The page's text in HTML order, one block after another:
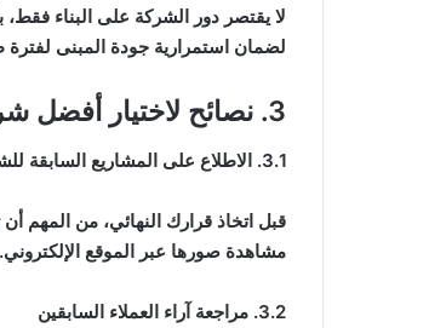
لا يقتصر دور الشركة على البناء
لضمان استمرارية جودة المبنى لفترة
3. نصائح لاختيار أفضل شركة بناء فلل بالرياض
3.1. الاطلاع على المشاريع السابقة للشركة
قبل اتخاذ قرارك النهائي، من المهم
مشاهدة صورها عبر الموقع
3.2. مراجعة آراء العملاء السابقين